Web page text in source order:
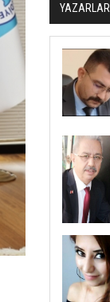
YAZARLAR